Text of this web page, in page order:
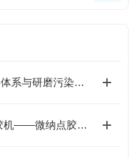
NIKKATO日陶半导体陶瓷球的材料体系与研磨污染控制
MUSASHI武藏350PC台式视觉点胶机——微纳点胶的精准大师